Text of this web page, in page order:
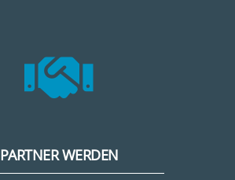
PARTNER WERDEN